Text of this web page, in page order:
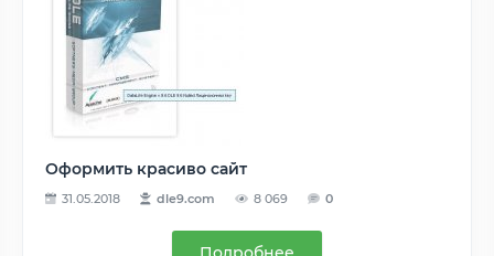
Оформить красиво сайт
31.05.2018 dle9.com 8 069 0